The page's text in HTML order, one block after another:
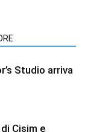
Studio arriva
Cisim e